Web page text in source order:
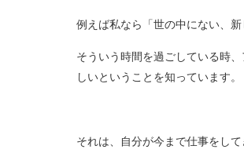
例えば私なら「世の中にない、
そういう時間を過ごしている時
しいということを知っています。
それは、自分が今まで仕事をし